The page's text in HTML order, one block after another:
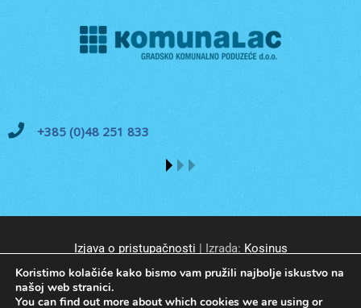
+385 (0)48 251 833
Izjava o pristupačnosti | Izrada: Kosinus
Koristimo kolačiće kako bismo vam pružili najbolje iskustvo na
našoj web stranici.
You can find out more about which cookies we are using or